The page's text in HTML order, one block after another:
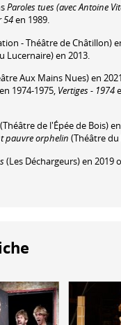
Paroles tues (avec Antoine
54en 1989.
- Théâtre de Châtillon)
Lucernaire) en 2013.
Aux Mains Nues) en
en 1974-1975, Vertiges - 1974
(Théâtre de l'Épée de Bois)
pauvre orphelin (Théâtre du
(Les Déchargeurs) en 2019